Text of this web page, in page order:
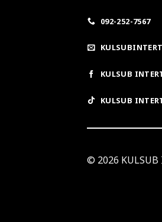
092-252-7567
KULSUB
KULSUB
© 2026 KULSUB